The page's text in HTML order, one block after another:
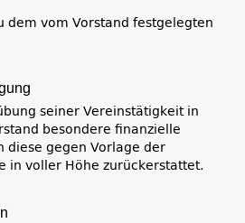
dem vom Vorstand festgelegten
seiner Vereinstätigkeit in
besondere finanzielle
diese gegen Vorlage der
in voller Höhe zurückerstattet.